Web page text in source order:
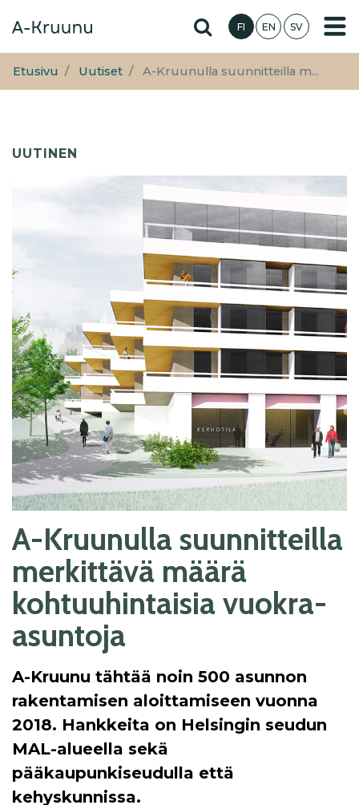
pääsisältöön
Hae sivustolta
FI EN SV
Etusivu Uutiset A-Kruunulla suunnitteilla m...
UUTINEN
A-Kruunulla suunnitteilla
merkittävä määrä
kohtuuhintaisia vuokra-
asuntoja
A-Kruunu tähtää noin 500 asunnon
rakentamisen aloittamiseen vuonna
2018. Hankkeita on Helsingin seudun
MAL-alueella sekä
pääkaupunkiseudulla että
kehyskunnissa.